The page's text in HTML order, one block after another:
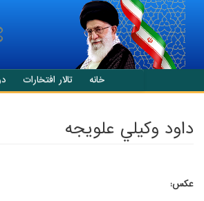
انتقال به محتوای اصلی
خانه تالار افتخارات
داود وکيلي علويجه
عکس: